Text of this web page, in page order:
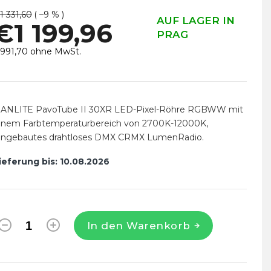
331,60 ( –9 % )
199,96
AUF LAGER IN
PRAG
ohne MwSt.
bis: 10.08.2026
In den Warenkorb
PavoTube II 30XR LED-Pixel-Röhre RGBWW mit
Farbtemperaturbereich von 2700K-12000K,
drahtloses DMX CRMX LumenRadio.